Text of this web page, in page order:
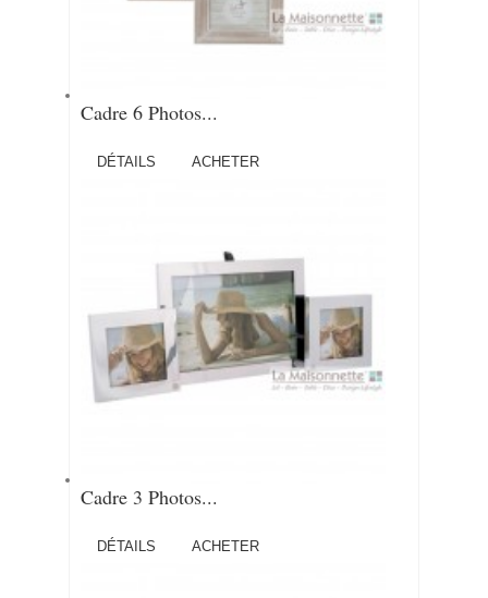
Cadre 6 Photos...
DÉTAILS ACHETER
Cadre 3 Photos...
DÉTAILS ACHETER